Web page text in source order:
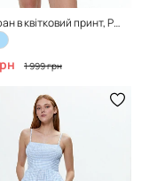
Сарафан в квітковий принт, Pink
1 999 грн